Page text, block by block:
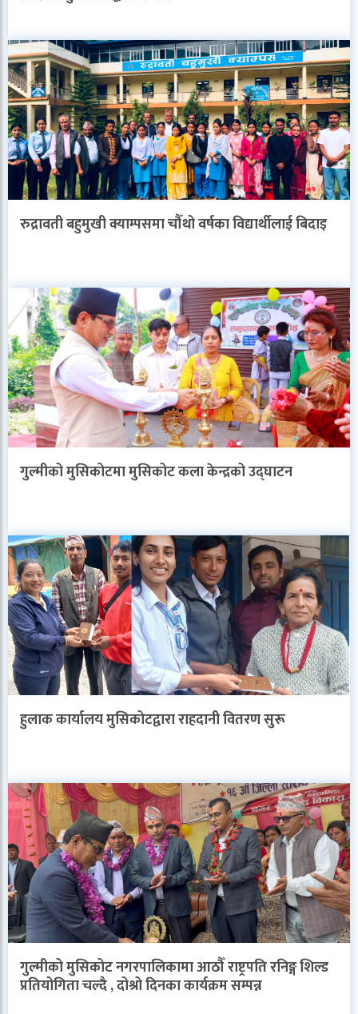
रुद्रावती बहुमुखी क्याम्पसमा चौँथो वर्षका विद्यार्थीलाई बिदाइ
गुल्मीको मुसिकोटमा मुसिकोट कला केन्द्रको उद्घाटन
हुलाक कार्यालय मुसिकोटद्वारा राहदानी वितरण सुरू
गुल्मीको मुसिकोट नगरपालिकामा आठौँ राष्ट्रपति रनिङ्ग शिल्ड
प्रतियोगिता चल्दै , दोश्रो दिनका कार्यक्रम सम्पन्न